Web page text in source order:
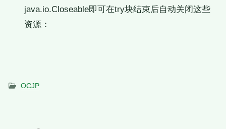
java.io.Closeable即可在try块结束后自动关闭这些
资源：
OCJP